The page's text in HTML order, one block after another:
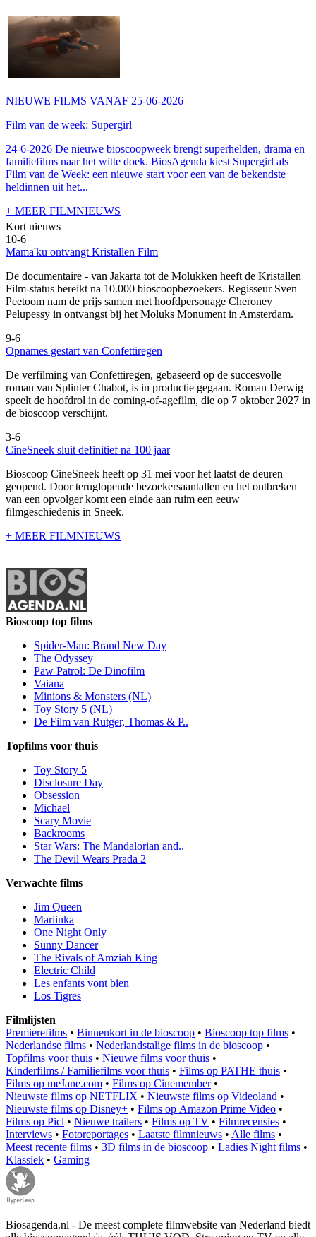
NIEUWE FILMS VANAF 25-06-2026
Film van de week: Supergirl
24-6-2026 De nieuwe bioscoopweek brengt superhelden, drama en
familiefilms naar het witte doek. BiosAgenda kiest Supergirl als
Film van de Week: een nieuwe start voor een van de bekendste
heldinnen uit het...
+ MEER FILMNIEUWS
Kort nieuws
10-6
Mama'ku ontvangt Kristallen Film
De documentaire - van Jakarta tot de Molukken heeft de Kristallen
Film-status bereikt na 10.000 bioscoopbezoekers. Regisseur Sven
Peetoom nam de prijs samen met hoofdpersonage Cheroney
Pelupessy in ontvangst bij het Moluks Monument in Amsterdam.
9-6
Opnames gestart van Confettiregen
De verfilming van Confettiregen, gebaseerd op de succesvolle
roman van Splinter Chabot, is in productie gegaan. Roman Derwig
speelt de hoofdrol in de coming-of-agefilm, die op 7 oktober 2027 in
de bioscoop verschijnt.
3-6
CineSneek sluit definitief na 100 jaar
Bioscoop CineSneek heeft op 31 mei voor het laatst de deuren
geopend. Door teruglopende bezoekersaantallen en het ontbreken
van een opvolger komt een einde aan ruim een eeuw
filmgeschiedenis in Sneek.
+ MEER FILMNIEUWS
Bioscoop top films
Spider-Man: Brand New Day
The Odyssey
Paw Patrol: De Dinofilm
Vaiana
Minions & Monsters (NL)
Toy Story 5 (NL)
De Film van Rutger, Thomas & P..
Topfilms voor thuis
Toy Story 5
Disclosure Day
Obsession
Michael
Scary Movie
Backrooms
Star Wars: The Mandalorian and..
The Devil Wears Prada 2
Verwachte films
Jim Queen
Mariinka
One Night Only
Sunny Dancer
The Rivals of Amziah King
Electric Child
Les enfants vont bien
Los Tigres
Filmlijsten
Premierefilms • Binnenkort in de bioscoop • Bioscoop top films •
Nederlandse films • Nederlandstalige films in de bioscoop •
Topfilms voor thuis • Nieuwe films voor thuis •
Kinderfilms / Familiefilms voor thuis • Films op PATHE thuis •
Films op meJane.com • Films op Cinemember•
Nieuwste films op NETFLIX • Nieuwste films op Videoland •
Nieuwste films op Disney+ • Films op Amazon Prime Video •
Films op Picl • Nieuwe trailers • Films op TV • Filmrecensies •
Interviews • Fotoreportages • Laatste filmnieuws • Alle films •
Meest recente films • 3D films in de bioscoop • Ladies Night films •
Klassiek • Gaming
Biosagenda.nl - De meest complete filmwebsite van Nederland biedt